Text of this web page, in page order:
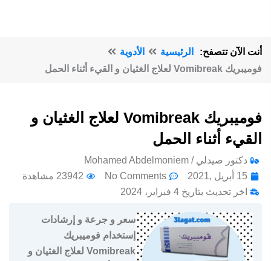
أنت الآن تتصفح: الرئيسية
الأدوية
فوميبريك Vomibreak لعلاج الغثيان و القيء أثناء الحمل
فوميبريك Vomibreak لعلاج الغثيان و
القيء أثناء الحمل
دكتور صيدلي / Mohamed Abdelmoniem
15 أبريل ,2021
No Comments
23942 مشاهدة
اخر تحديث بتاريخ 4 فبراير، 2024
سعر و جرعة و إرشادات
إستخدام فوميبريك
Vomibreak لعلاج الغثيان و